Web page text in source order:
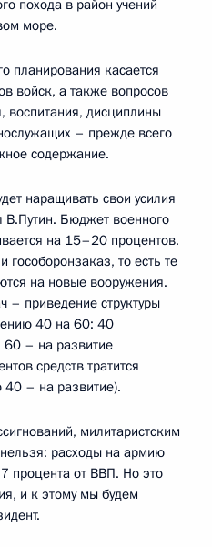
похода в район учений
море.
планирования касается
войск, а также вопросов
воспитания, дисциплины
– прежде всего
содержание.
наращивать свои усилия
В.Путин. Бюджет военного
на 15–20 процентов.
гособоронзаказ, то есть те
на новые вооружения.
– приведение структуры
40 на 60: 40
– на развитие
средств тратится
40 – на развитие).
милитаристским
расходы на армию
процента от ВВП. Но это
и к этому мы будем